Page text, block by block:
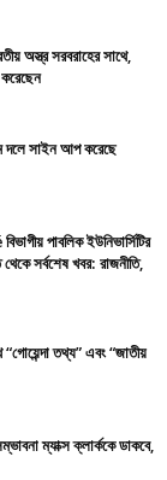
অস্ত্র সরবরাহের সাথে,
করেছেন
দলে সাইন আপ করেছে
পাবলিক ইউনিভার্সিটির
সর্বশেষ খবর: রাজনীতি,
তথ্য” এবং “জাতীয়
ম্যাক্স ক্লার্ককে ডাকবে,